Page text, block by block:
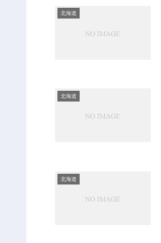
北海道
北海道
北海道